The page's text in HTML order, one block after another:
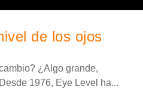
de los ojos
¿Algo grande,
1976, Eye Level ha...